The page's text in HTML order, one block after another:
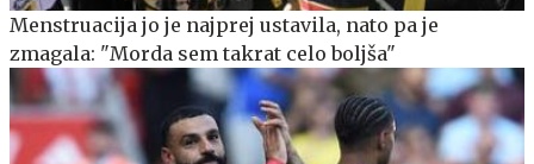
Menstruacija jo je najprej ustavila, nato pa je
zmagala: "Morda sem takrat celo boljša"